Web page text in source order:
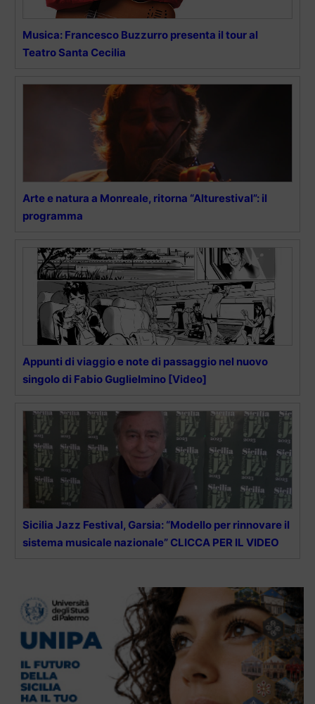
Musica: Francesco Buzzurro presenta il tour al
Teatro Santa Cecilia
Arte e natura a Monreale, ritorna “Alturestival”: il
programma
Appunti di viaggio e note di passaggio nel nuovo
singolo di Fabio Guglielmino [Video]
Sicilia Jazz Festival, Garsia: “Modello per rinnovare il
sistema musicale nazionale” CLICCA PER IL VIDEO